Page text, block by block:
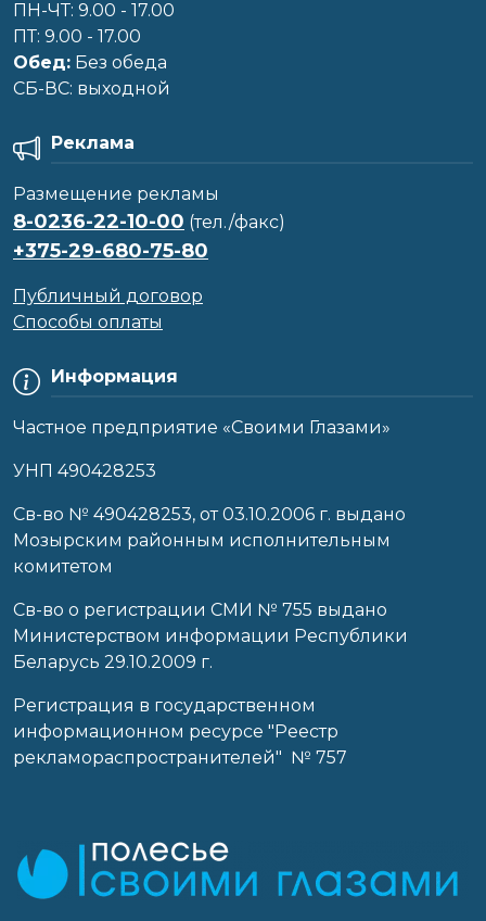
ПН-ЧТ: 9.00 - 17.00
ПТ: 9.00 - 17.00
Обед: Без обеда
CБ-ВС: выходной
Информация
Частное предприятие «Своими Глазами»
УНП 490428253
Cв-во № 490428253, от 03.10.2006 г. выдано
Мозырским районным исполнительным
комитетом
Св-во о регистрации СМИ № 755 выдано
Министерством информации Республики
Беларусь 29.10.2009 г.
Регистрация в государственном
информационном ресурсе "Реестр
рекламораспространителей" № 757
Реклама
Размещение рекламы
8-0236-22-10-00 (тел./факс)
+375-29-680-75-80
Публичный договор
Способы оплаты